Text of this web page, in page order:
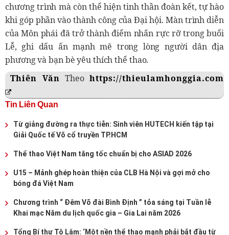
chương trình mà còn thể hiện tinh thần đoàn kết, tự hào
khi góp phần vào thành công của Đại hội. Màn trình diễn
của Môn phái đã trở thành điểm nhấn rực rỡ trong buổi
Lễ, ghi dấu ấn mạnh mẽ trong lòng người dân địa
phương và bạn bè yêu thích thể thao.
Thiên Văn Theo https://thieulamhonggia.com
Tin Liên Quan
Từ giảng đường ra thực tiễn: Sinh viên HUTECH kiến tập tại
Giải Quốc tế Võ cổ truyền TP.HCM
Thể thao Việt Nam tăng tốc chuẩn bị cho ASIAD 2026
U15 – Mảnh ghép hoàn thiện của CLB Hà Nội và gợi mở cho
bóng đá Việt Nam
Chương trình “ Đêm Võ đài Bình Định ” tỏa sáng tại Tuần lễ
Khai mạc Năm du lịch quốc gia – Gia Lai năm 2026
Tổng Bí thư Tô Lâm: ‘Một nền thể thao mạnh phải bắt đầu từ